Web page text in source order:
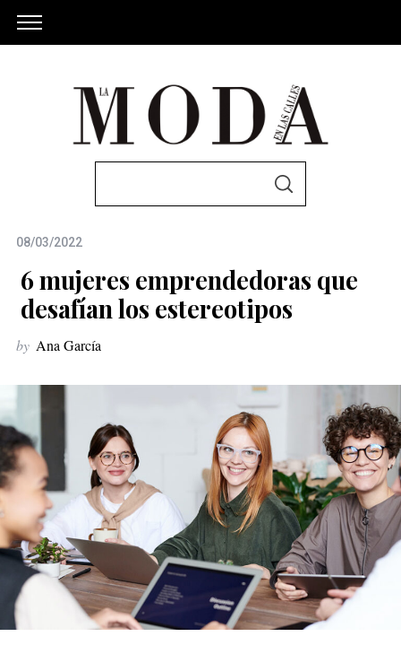
c
f
o
S
08/03/2022
6 mujeres emprendedoras que
desafían los estereotipos
by Ana García